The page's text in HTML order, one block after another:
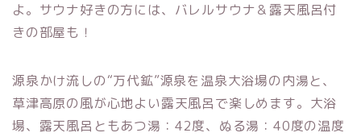
よ。サウナ好きの方には、バレルサウナ＆露天風呂付
きの部屋も！
源泉かけ流しの“万代鉱”源泉を温泉大浴場の内湯と、
草津高原の風が心地よい露天風呂で楽しめます。大浴
場、露天風呂ともあつ湯：42度、ぬる湯：40度の温度